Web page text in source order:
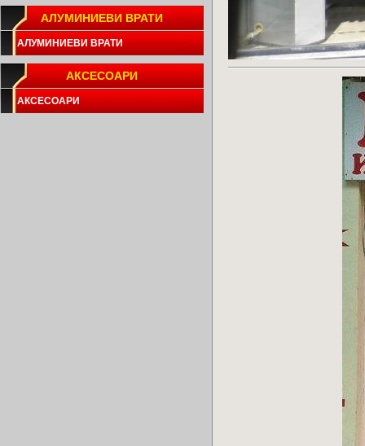
АЛУМИНИЕВИ ВРАТИ
АЛУМИНИЕВИ ВРАТИ
АКСЕСОАРИ
АКСЕСОАРИ